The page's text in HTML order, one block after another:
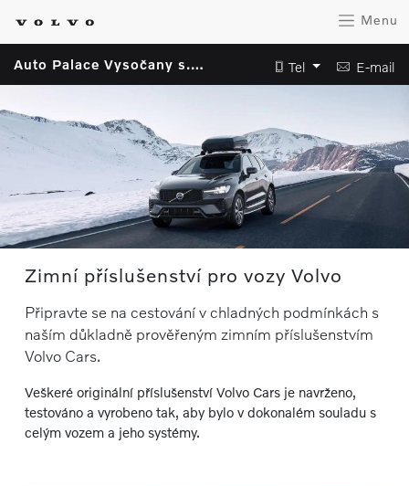
Menu
Auto Palace Vysočany s.r.o. Tel E-mail
Zimní příslušenství pro vozy Volvo
Připravte se na cestování v chladných podmínkách s
naším důkladně prověřeným zimním příslušenstvím
Volvo Cars.
Veškeré originální příslušenství Volvo Cars je navrženo,
testováno a vyrobeno tak, aby bylo v dokonalém souladu s
celým vozem a jeho systémy.